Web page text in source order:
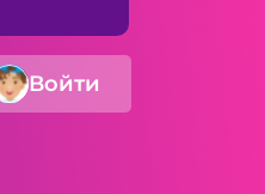
Войти